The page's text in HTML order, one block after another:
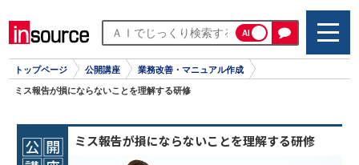
AI
トップページ 公開講座 業務改善・マニュアル作成
ミス報告が損にならないことを理解する研修
ミス報告が損にならないことを理解する研修